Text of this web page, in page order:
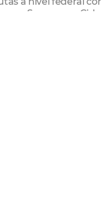
a Segurança